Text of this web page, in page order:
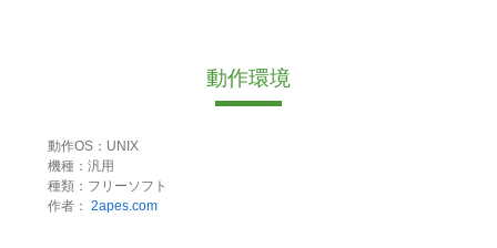
動作環境
動作OS：UNIX
機種：汎用
種類：フリーソフト
作者： 2apes.com